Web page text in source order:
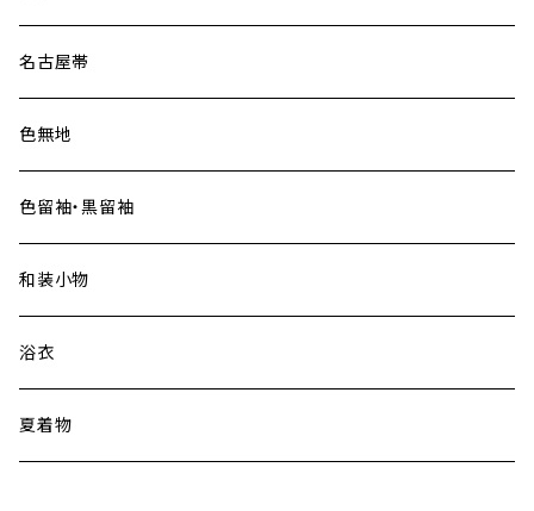
名古屋帯
色無地
色留袖・黒留袖
和装小物
浴衣
夏着物